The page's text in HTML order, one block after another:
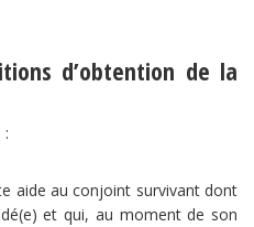
d’obtention de la
:
aide au conjoint survivant dont
et qui, au moment de son